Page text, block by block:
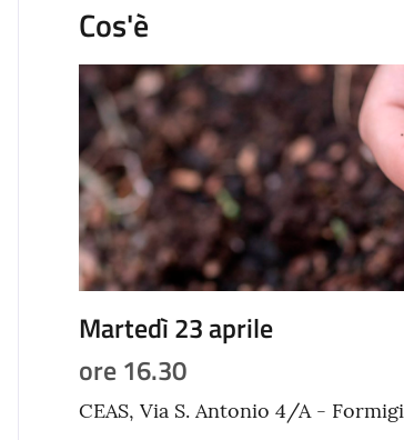
Cos'è
Martedì 23 aprile
ore 16.30
CEAS, Via S. Antonio 4/A -